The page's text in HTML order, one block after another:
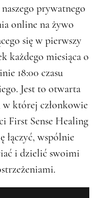
prywatnego
online na żywo
się w pierwszy
każdego miesiąca o
18:00 czasu
Jest to otwarta
w której członkowie
First Sense Healing
łączyć, wspólnie
i dzielić swoimi